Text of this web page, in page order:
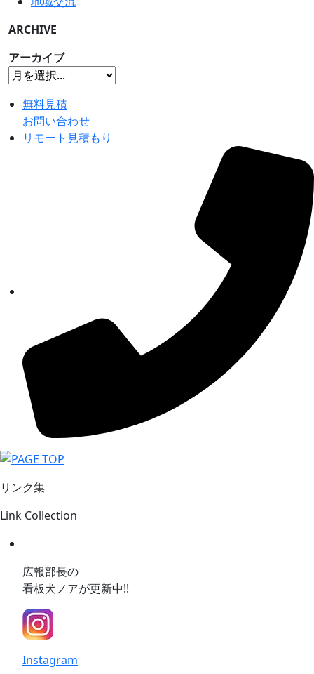
ARCHIVE
アーカイブ
無料見積
お問い合わせ
リモート見積もり
リンク集
Link Collection
広報部長の
看板犬ノアが更新中!!
Instagram